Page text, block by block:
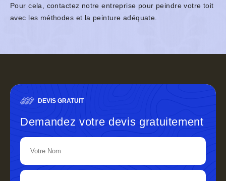
Pour cela, contactez notre entreprise pour peindre votre toit
avec les méthodes et la peinture adéquate.
DEVIS GRATUIT
Demandez votre devis gratuitement